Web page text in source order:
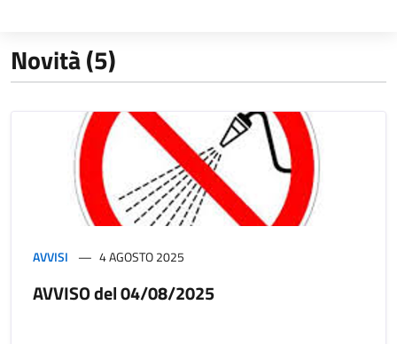
Novità (5)
AVVISI 4 AGOSTO 2025
AVVISO del 04/08/2025